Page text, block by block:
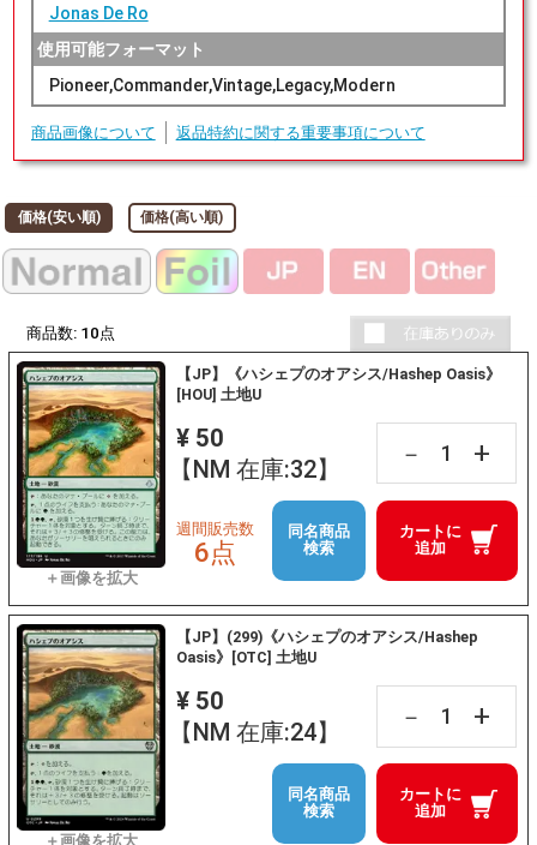
Jonas De Ro
使用可能フォーマット
Pioneer,Commander,Vintage,Legacy,Modern
商品画像について 返品特約に関する重要事項について
価格(安い順) 価格(高い順)
商品数: 10 点
【JP】《ハシェプのオアシス/Hashep Oasis》
[HOU] 土地U
¥ 50
【NM 在庫:32】
－ +
カートに
追加
週間販売数
6点
同名商品
検索
【JP】(299)《ハシェプのオアシス/Hashep
Oasis》[OTC] 土地U
¥ 50
【NM 在庫:24】
－ +
カートに
追加
同名商品
検索